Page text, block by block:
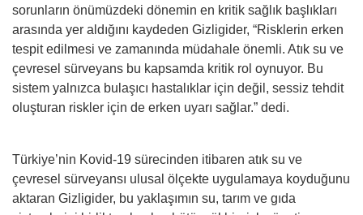
sorunların önümüzdeki dönemin en kritik sağlık başlıkları
arasında yer aldığını kaydeden Gizligider, “Risklerin erken
tespit edilmesi ve zamanında müdahale önemli. Atık su ve
çevresel sürveyans bu kapsamda kritik rol oynuyor. Bu
sistem yalnızca bulaşıcı hastalıklar için değil, sessiz tehdit
oluşturan riskler için de erken uyarı sağlar.” dedi.
Türkiye’nin Kovid-19 sürecinden itibaren atık su ve
çevresel sürveyansı ulusal ölçekte uygulamaya koyduğunu
aktaran Gizligider, bu yaklaşımın su, tarım ve gıda